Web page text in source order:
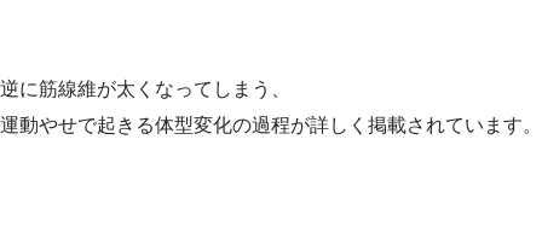
逆に筋線維が太くなってしまう、
運動やせで起きる体型変化の過程が詳しく掲載されています。